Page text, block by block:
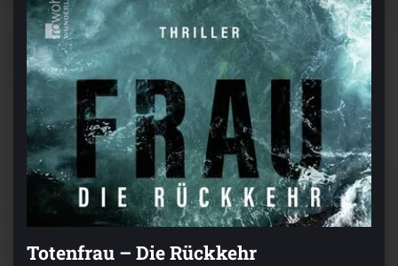
Totenfrau – Die Rückkehr